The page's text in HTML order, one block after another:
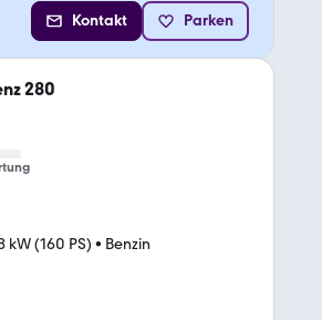
Kontakt Parken
280
kW (160 PS) • Benzin